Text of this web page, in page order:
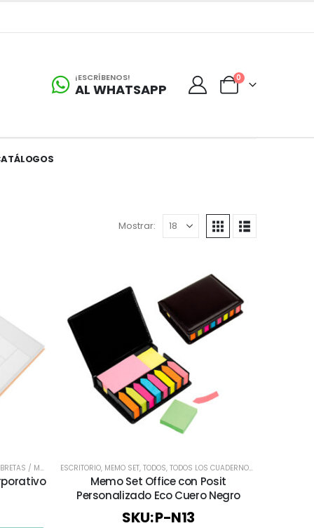
¡ESCRÍBENOS!
AL WHATSAPP
0
Mostrar:
SET, TODOS TODOS LOS CUADERNOS Y LIBRETAS
/ MEMO DE VUELTA AL COLEGIO,ECOLÓGICOS Y SUSTENTABLES,ESCRITORIO
ESCRITORIO, MEMO SET, TODOS, TODOS LOS CUADERNOS Y LIBRETAS
Memo Set Office con Posit
Personalizado Eco Cuero Negro
SKU: P-N13